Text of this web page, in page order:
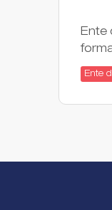
Ente
Ente